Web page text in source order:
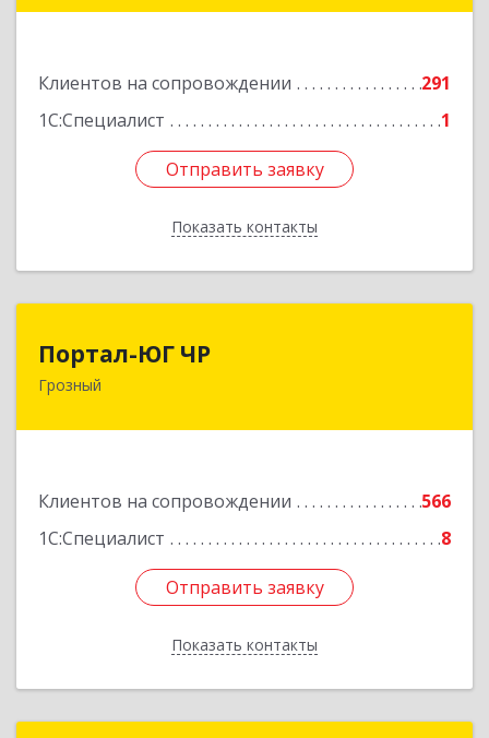
Клиентов на сопровождении
291
1С:Специалист
1
Отправить заявку
Показать контакты
Подробнее
Отправить заявку
Назад
Портал-ЮГ ЧР
Грозный
Клиентов на сопровождении
566
1С:Специалист
8
Отправить заявку
Показать контакты
364906, Чеченская Респ, Грозный г, Путина пр-
Отправить заявку
Назад